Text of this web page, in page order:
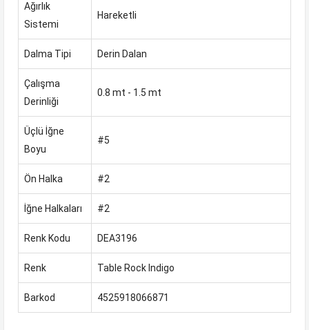
Ağırlık
Sistemi
Hareketli
Dalma Tipi Derin Dalan
Çalışma
Derinliği
0.8 mt - 1.5 mt
Üçlü İğne
Boyu
#5
Ön Halka #2
İğne Halkaları #2
Renk Kodu DEA3196
Renk Table Rock Indigo
Barkod 4525918066871